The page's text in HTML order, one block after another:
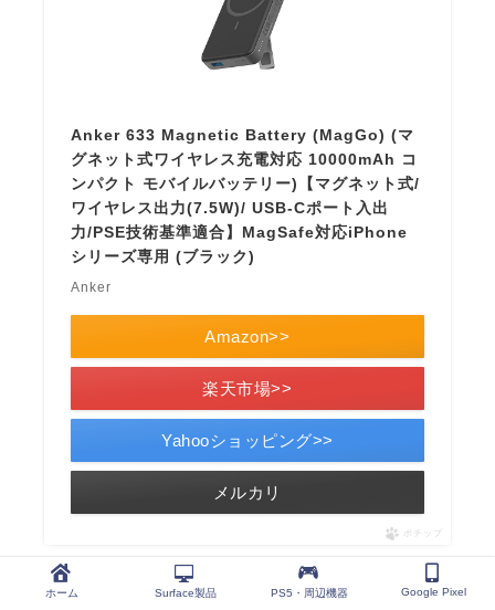
Anker 633 Magnetic Battery (MagGo) (マ
グネット式ワイヤレス充電対応 10000mAh コ
ンパクト モバイルバッテリー)【マグネット式/
ワイヤレス出力(7.5W)/ USB-Cポート入出
力/PSE技術基準適合】MagSafe対応iPhone
シリーズ専用 (ブラック)
Anker
Amazon>>
楽天市場>>
Yahooショッピング>>
メルカリ
ポチップ
Anker 633 Magnetic Battery 」は、AnkerのMagSafe専
ホーム Surface製品 PS5・周辺機器 Google Pixel